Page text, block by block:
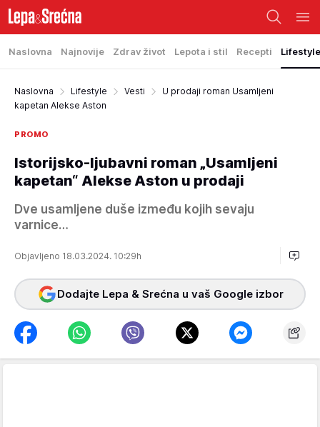
Naslovna Najnovije Zdrav život Lepota i stil Recepti Lifestyle
Naslovna Lifestyle Vesti
U prodaji roman Usamljeni
kapetan Alekse Aston
PROMO
Istorijsko-ljubavni roman „Usamljeni
kapetan“ Alekse Aston u prodaji
Dve usamljene duše između kojih sevaju
varnice…
Objavljeno 18.03.2024. 10:29h
Dodajte Lepa & Srećna u vaš Google izbor